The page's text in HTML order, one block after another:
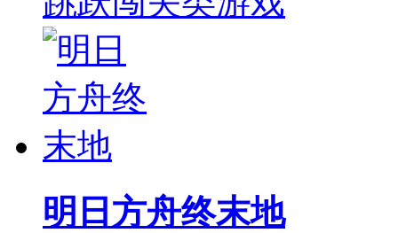
明日方舟终末地